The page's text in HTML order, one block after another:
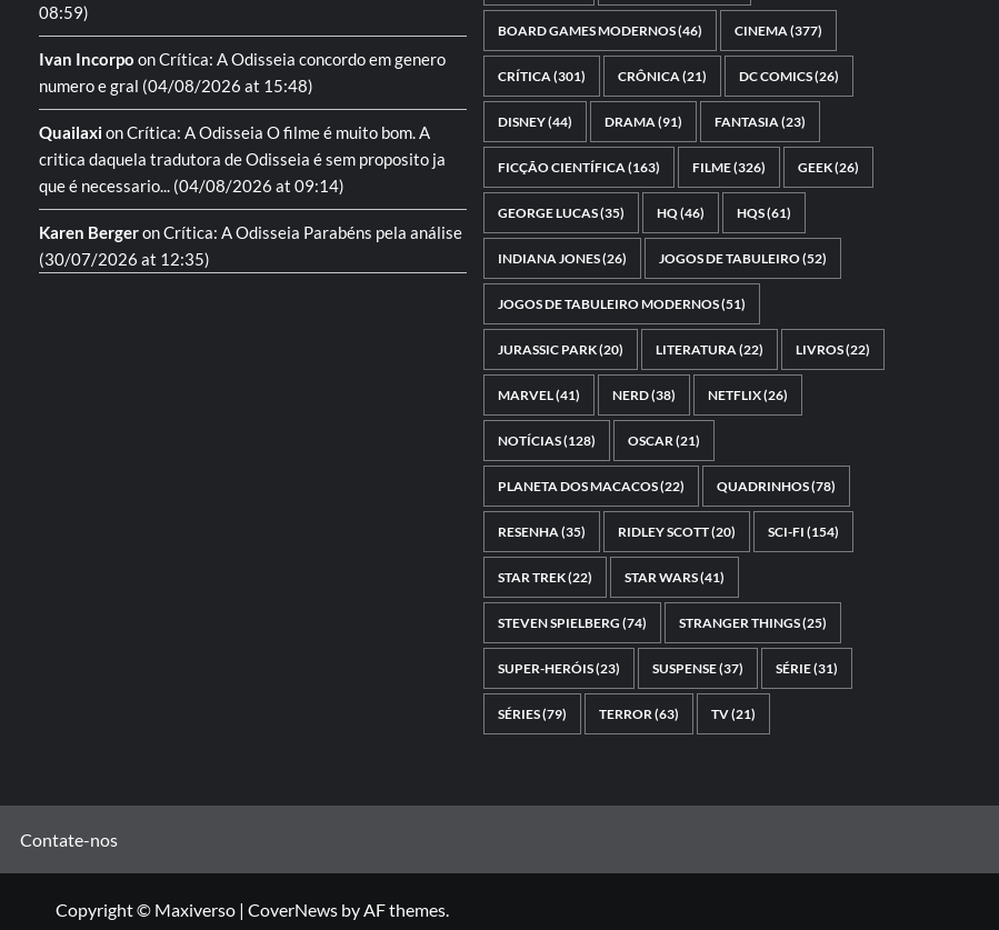
08:59)
Ivan Incorpo onCrítica: A Odisseia concordo em genero
numero e gral (04/08/2026 at 15:48)
QuailaxionCrítica: A Odisseia O filme é muito bom. A
critica daquela tradutora de Odisseia é sem proposito ja
que é necessario... (04/08/2026 at 09:14)
Karen BergeronCrítica: A Odisseia Parabéns pela análise
(30/07/2026 at 12:35)
BOARD GAMES MODERNOS(46) CINEMA (377)
CRÍTICA (301) CRÔNICA (21) DC COMICS(26)
DISNEY(44) DRAMA (91) FANTASIA (23)
FICÇÃO CIENTÍFICA (163) FILME(326) GEEK(26)
GEORGE LUCAS(35) HQ(46) HQS(61)
INDIANA JONES(26) JOGOS DE TABULEIRO(52)
JOGOS DE TABULEIRO MODERNOS(51)
JURASSIC PARK(20) LITERATURA (22) LIVROS(22)
MARVEL(41) NERD(38) NETFLIX(26)
NOTÍCIAS(128) OSCAR (21)
PLANETA DOS MACACOS(22) QUADRINHOS(78)
RESENHA (35) RIDLEY SCOTT(20) SCI-FI (154)
STAR TREK(22) STAR WARS(41)
STEVEN SPIELBERG (74) STRANGER THINGS(25)
SUPER-HERÓIS(23) SUSPENSE(37) SÉRIE(31)
SÉRIES(79) TERROR (63) TV(21)
Contate-nos
Copyright © Maxiverso | CoverNews by AF themes.